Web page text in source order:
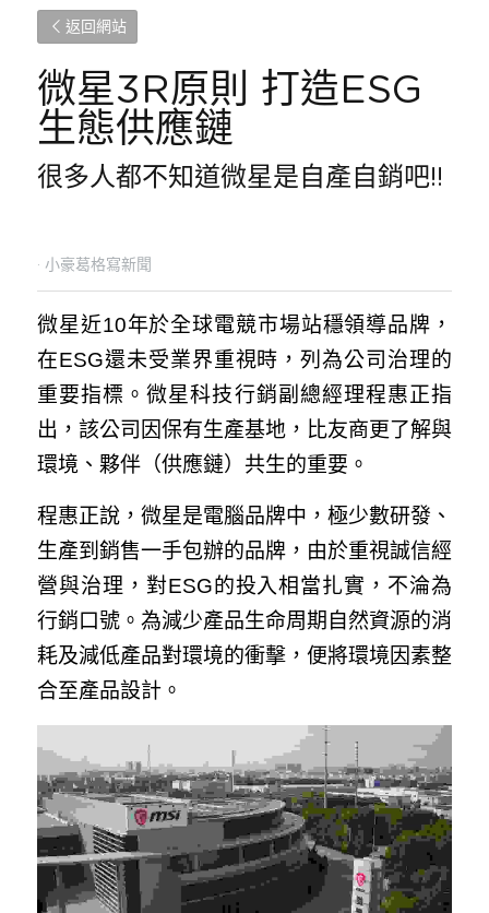
返回網站
微星3R原則 打造ESG
生態供應鏈
很多人都不知道微星是自產自銷吧!!
· 小豪葛格寫新聞
微星近10年於全球電競市場站穩領導品牌，
在ESG還未受業界重視時，列為公司治理的
重要指標。微星科技行銷副總經理程惠正指
出，該公司因保有生產基地，比友商更了解與
環境、夥伴（供應鏈）共生的重要。
程惠正說，微星是電腦品牌中，極少數研發、
生產到銷售一手包辦的品牌，由於重視誠信經
營與治理，對ESG的投入相當扎實，不淪為
行銷口號。為減少產品生命周期自然資源的消
耗及減低產品對環境的衝擊，便將環境因素整
合至產品設計。